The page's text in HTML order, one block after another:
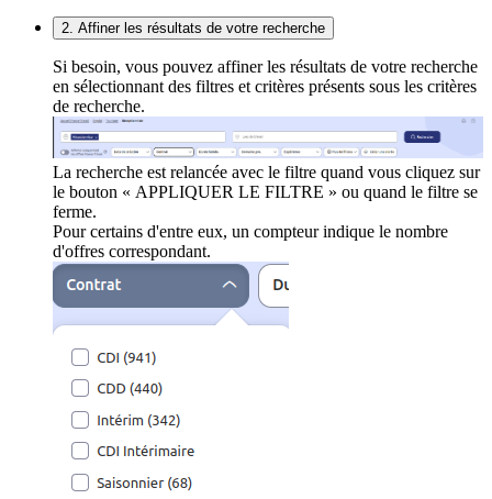
2. Affiner les résultats de votre recherche
Si besoin, vous pouvez affiner les résultats de votre recherche
en sélectionnant des filtres et critères présents sous les critères
de recherche.
La recherche est relancée avec le filtre quand vous cliquez sur
le bouton « APPLIQUER LE FILTRE » ou quand le filtre se
ferme.
Pour certains d'entre eux, un compteur indique le nombre
d'offres correspondant.